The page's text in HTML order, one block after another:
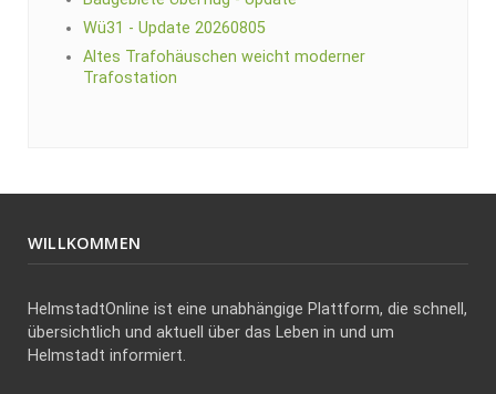
Wü31 - Update 20260805
Altes Trafohäuschen weicht moderner
Trafostation
WILLKOMMEN
HelmstadtOnline ist eine unabhängige Plattform, die schnell,
übersichtlich und aktuell über das Leben in und um
Helmstadt informiert.